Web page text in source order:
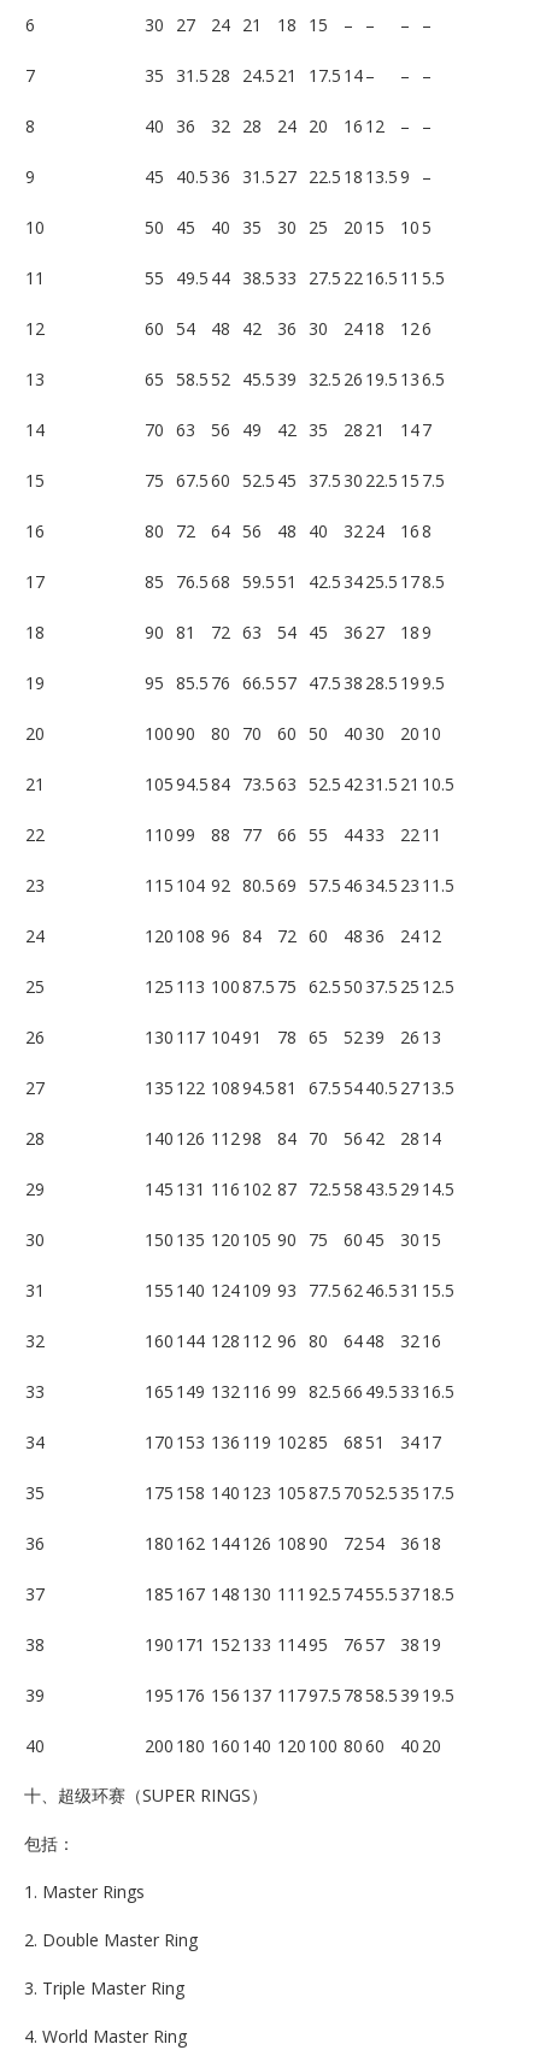
6 30 27 24 21 18 15 – – – –
7 35 31.5 28 24.5 21 17.5 14– – –
8 40 36 32 28 24 20 16 12 – –
9 45 40.5 36 31.5 27 22.5 18 13.59 –
10 50 45 40 35 30 25 20 15 105
11 55 49.5 44 38.5 33 27.5 2216.5 11 5.5
12 60 54 48 42 36 30 2418 126
13 65 58.552 45.5 39 32.5 26 19.5 136.5
14 70 63 56 49 42 35 28 21 147
15 75 67.560 52.5 45 37.5 30 22.5 15 7.5
16 80 72 64 56 48 40 3224 168
17 85 76.568 59.551 42.5 3425.5 178.5
18 90 81 72 63 54 45 36 27 189
19 95 85.5 76 66.557 47.5 38 28.5 199.5
20 10090 80 70 60 50 40 30 20 10
21 10594.584 73.563 52.5 4231.5 21 10.5
22 11099 88 77 66 55 4433 2211
23 115 104 92 80.569 57.5 46 34.5 23 11.5
24 120 108 96 84 72 60 48 36 2412
25 125 113 10087.5 75 62.550 37.5 25 12.5
26 130 117 10491 78 65 5239 26 13
27 135 122 10894.581 67.55440.5 2713.5
28 140 126 11298 84 70 56 42 28 14
29 145 131 116 102 87 72.558 43.5 29 14.5
30 150 135 120 105 90 75 60 45 30 15
31 155 140 124109 93 77.56246.5 31 15.5
32 160 144 128 112 96 80 6448 3216
33 165 149 132116 99 82.566 49.5 33 16.5
34 170 153 136 119 10285 6851 3417
35 175 158 140 123 10587.5 7052.5 35 17.5
36 180 162 144126 10890 7254 36 18
37 185 167 148 130 111 92.5 7455.5 3718.5
38 190 171 152133 11495 7657 38 19
39 195 176 156 137 11797.5 7858.5 39 19.5
40 200 180 160 140 120 100 8060 40 20
十、超级环赛（SUPER RINGS）
包括：
1. Master Rings
2. Double Master Ring
3. Triple Master Ring
4. World Master Ring